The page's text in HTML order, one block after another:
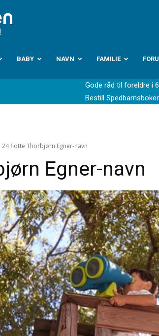
Babyverden.no
BABY NAVN FAMILIE
Gode råd til foreldre i
Bestill
24 flotte Thorbjørn Egner-navn
Egner-navn